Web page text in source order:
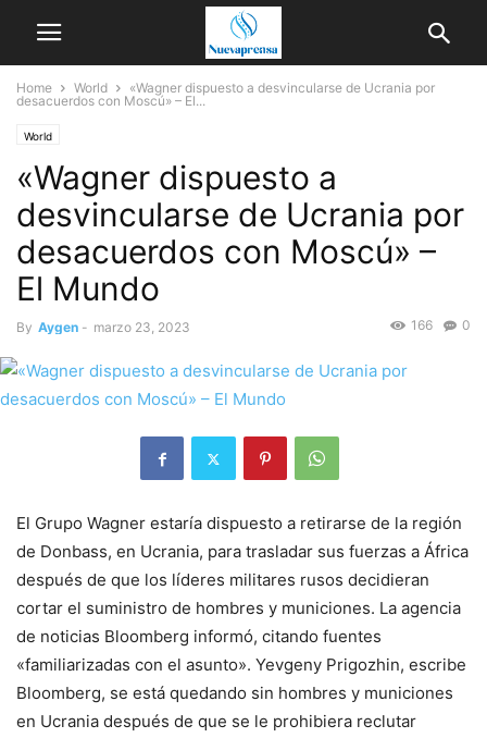
Home World
«Wagner dispuesto a desvincularse de Ucrania por
desacuerdos con Moscú» – El...
World
«Wagner dispuesto a
desvincularse de Ucrania por
desacuerdos con Moscú» –
El Mundo
By Aygen - marzo 23, 2023 0
166
El Grupo Wagner estaría dispuesto a retirarse de la región
de Donbass, en Ucrania, para trasladar sus fuerzas a África
después de que los líderes militares rusos decidieran
cortar el suministro de hombres y municiones. La agencia
de noticias Bloomberg informó, citando fuentes
«familiarizadas con el asunto». Yevgeny Prigozhin, escribe
Bloomberg, se está quedando sin hombres y municiones
en Ucrania después de que se le prohibiera reclutar